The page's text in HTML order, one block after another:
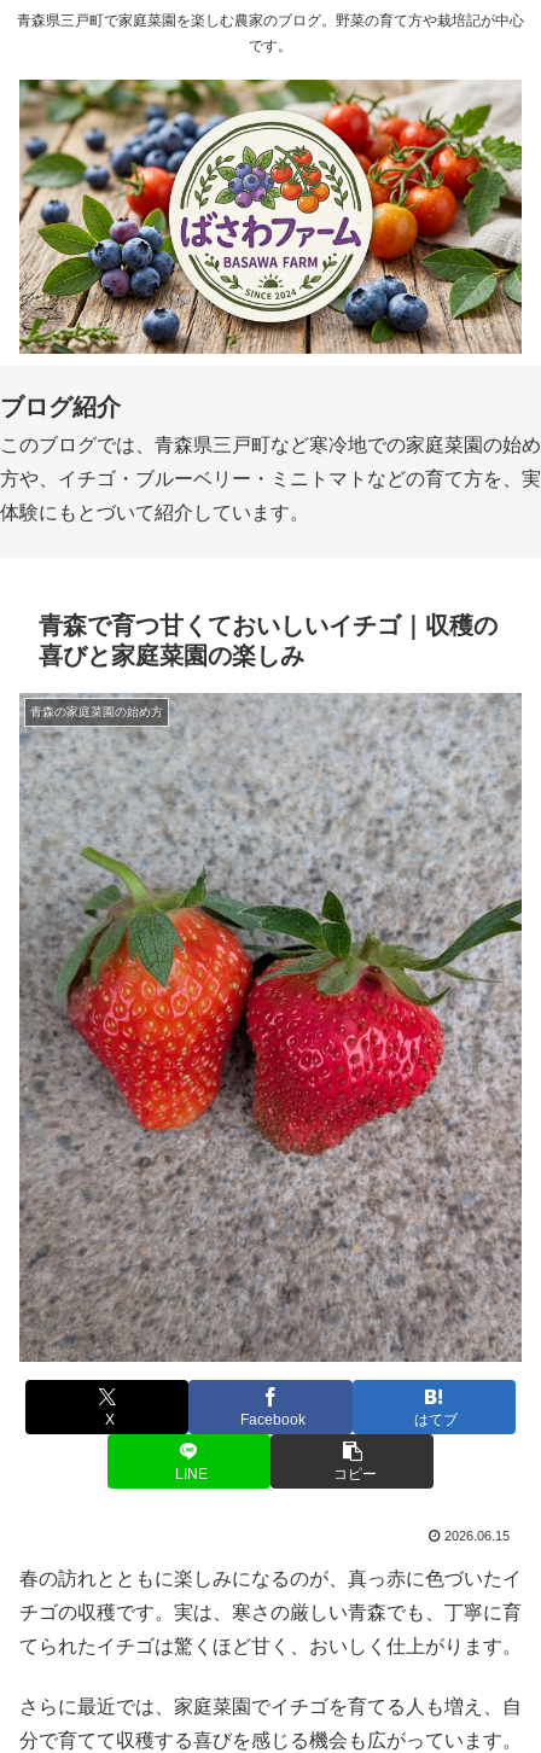
青森県三戸町で家庭菜園を楽しむ農家のブログ。野菜の育て方や栽培記が中心
です。
ブログ紹介
このブログでは、青森県三戸町など寒冷地での家庭菜園の始め
方や、イチゴ・ブルーベリー・ミニトマトなどの育て方を、実
体験にもとづいて紹介しています。
青森で育つ甘くておいしいイチゴ｜収穫の
喜びと家庭菜園の楽しみ
青森の家庭菜園の始め方
X Facebook はてブ
LINE コピー
2026.06.15
春の訪れとともに楽しみになるのが、真っ赤に色づいたイ
チゴの収穫です。実は、寒さの厳しい青森でも、丁寧に育
てられたイチゴは驚くほど甘く、おいしく仕上がります。
さらに最近では、家庭菜園でイチゴを育てる人も増え、自
分で育てて収穫する喜びを感じる機会も広がっています。